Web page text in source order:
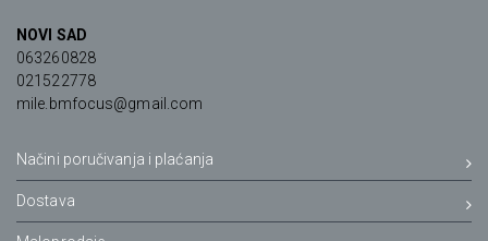
NOVI SAD
063260828
021522778
mile.bmfocus@gmail.com
Načini poručivanja i plaćanja
Dostava